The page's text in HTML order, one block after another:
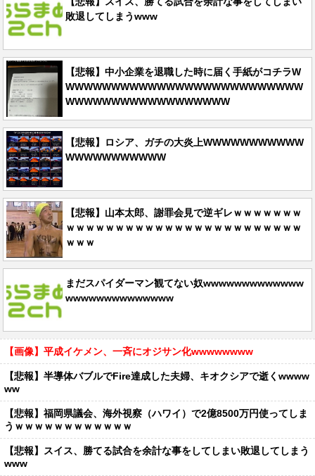
敗退してしまうwww
【悲報】中小企業を退職した時に届く手紙がコチラW
WWWWWWWWWWWWWWWWWWWWWWWWWW
WWWWWWWWWWWWWWWWWW
【悲報】ロシア、ガチの大炎上WWWWWWWWWWW
WWWWWWWWWWW
【悲報】山本太郎、謝罪会見で逆ギレｗｗｗｗｗｗｗ
ｗｗｗｗｗｗｗｗｗｗｗｗｗｗｗｗｗｗｗｗｗｗｗｗ
ｗｗｗ
まだスパイダーマン観てない奴wwwwwwwwwwwww
wwwwwwwwwwwwww
【画像】平成イケメン、一斉にオジサン化wwwwwwww
【悲報】半導体バブルでFire達成した夫婦、キオクシアで逝くwwww
ww
【悲報】福岡県議会、海外視察（ハワイ）で2億8500万円使ってしま
うｗｗｗｗｗｗｗｗｗｗｗｗ
【悲報】スイス、勝てる試合を余計な事をしてしまい敗退してしまう
www